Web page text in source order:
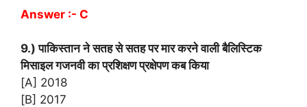
Answer :- C
9.) पाकिस्तान ने सतह से सतह पर मार करने वाली बैलिस्टिक
मिसाइल गजनवी का प्रशिक्षण प्रक्षेपण कब किया
[A] 2018
[B] 2017